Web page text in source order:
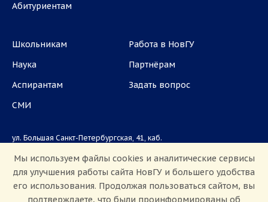
Абитуриентам
Школьникам
Наука
Аспирантам
СМИ
Работа в НовГУ
Партнёрам
Задать вопрос
ул. Большая Санкт-Петербургская, 41, каб.
Приемная комиссия: +7(8162)33-20-44
Мы используем файлы cookies и аналитические сервисы
для улучшения работы сайта НовГУ и большего удобства
его использования. Продолжая пользоваться сайтом, вы
подтверждаете, что были проинформированы об